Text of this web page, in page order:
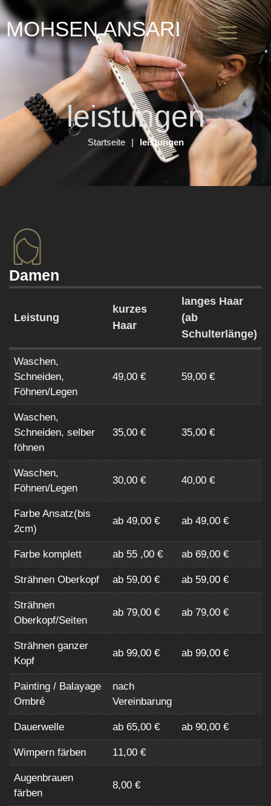
MOHSEN ANSARI
leistungen
Startseite leistungen
Damen
Leistung
kurzes
Haar
langes Haar
(ab
Schulterlänge)
Waschen,
Schneiden,
Föhnen/Legen
49,00 € 59,00 €
Waschen,
Schneiden, selber
föhnen
35,00 € 35,00 €
Waschen,
Föhnen/Legen
30,00 € 40,00 €
Farbe Ansatz(bis
2cm)
ab 49,00 € ab 49,00 €
Farbe komplett ab 55 ,00 € ab 69,00 €
Strähnen Oberkopf ab 59,00 € ab 59,00 €
Strähnen
Oberkopf/Seiten
ab 79,00 € ab 79,00 €
Strähnen ganzer
Kopf
ab 99,00 € ab 99,00 €
Painting / Balayage
Ombré
nach
Vereinbarung
Dauerwelle ab 65,00 € ab 90,00 €
Wimpern färben 11,00 €
Augenbrauen
färben
8,00 €